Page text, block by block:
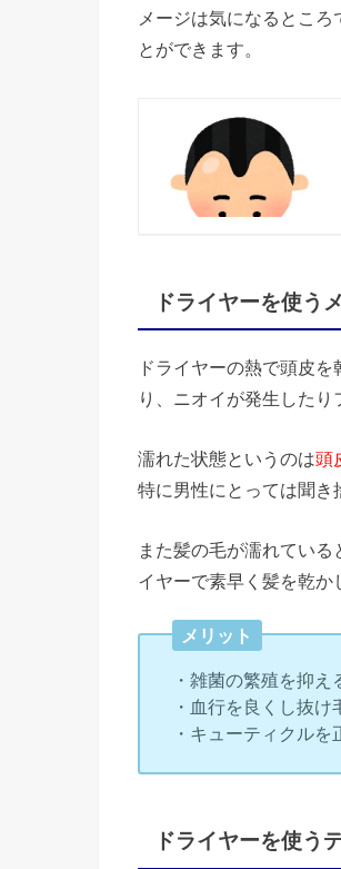
メージは気になるとこ
とができます。
ドライヤーを使う
ドライヤーの熱で頭皮
り、ニオイが発生したり
濡れた状態というのは頭
特に男性にとっては聞き
また髪の毛が濡れてい
イヤーで素早く髪を乾か
メリット
・雑菌の繁殖を抑え
・血行を良くし抜け
・キューティクル
ドライヤーを使う